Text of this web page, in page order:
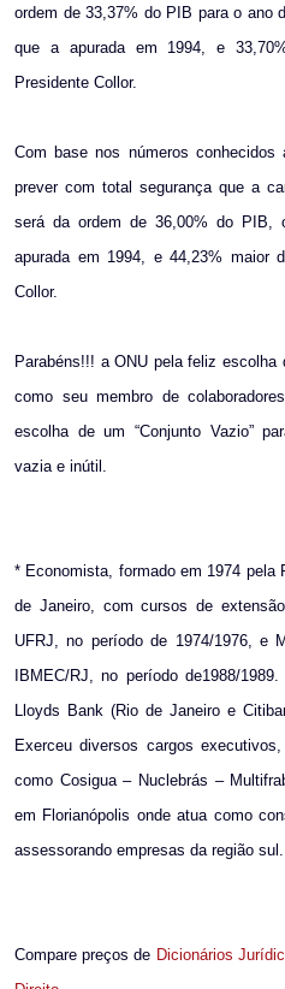
ordem de 33,37% do PIB para o ano
que a apurada em 1994, e
Presidente Collor.
Com base nos números
prever com total segurança que a
será da ordem de 36,00% do PIB,
apurada em 1994, e 44,23% maior
Collor.
Parabéns!!! a ONU pela feliz escolha
como seu membro de
escolha de um “Conjunto Vazio”
vazia e inútil.
* Economista, formado em 1974 pela
de Janeiro, com cursos de
UFRJ, no período de 1974/1976, e
IBMEC/RJ, no período de1988/
Lloyds Bank (Rio de Janeiro e
Exerceu diversos cargos
como Cosigua – Nuclebrás –
em Florianópolis onde atua como
assessorando empresas da região sul.
Compare preços de Dicionários